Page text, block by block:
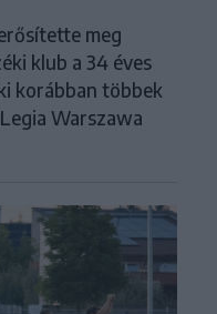
meg
klub a 34 éves
korábban többek
Warszawa